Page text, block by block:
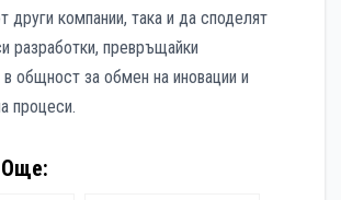
други компании, така и да споделят
разработки, превръщайки
общност за обмен на иновации и
процеси.
Още: